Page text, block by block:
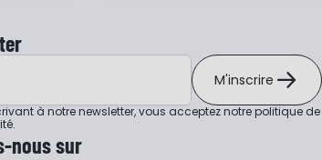
M'inscrire
à notre newsletter, vous acceptez notrepolitique de
.
nous sur